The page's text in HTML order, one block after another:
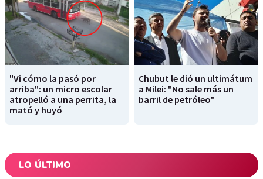
"Vi cómo la pasó por
arriba": un micro escolar
atropelló a una perrita, la
mató y huyó
Chubut le dió un ultimátum
a Milei: "No sale más un
barril de petróleo"
LO ÚLTIMO